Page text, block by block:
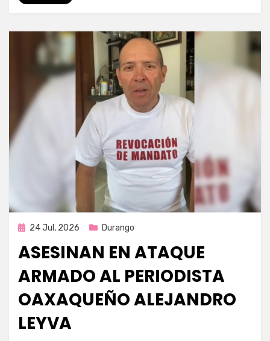
Publicada
24 Jul, 2026 Durango
ASESINAN EN ATAQUE
ARMADO AL PERIODISTA
OAXAQUEÑO ALEJANDRO
LEYVA